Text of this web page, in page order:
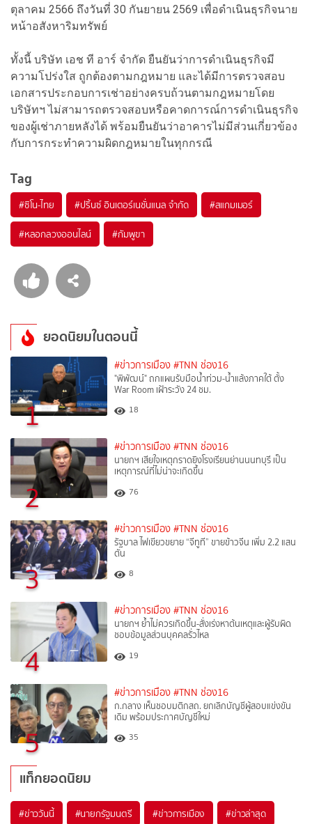
ตุลาคม 2566 ถึงวันที่ 30 กันยายน 2569 เพื่อดำเนินธุรกิจนาย
หน้าอสังหาริมทรัพย์
ทั้งนี้ บริษัท เอช ที อาร์ จำกัด ยืนยันว่าการดำเนินธุรกิจมี
ความโปร่งใส ถูกต้องตามกฎหมาย และได้มีการตรวจสอบ
เอกสารประกอบการเช่าอย่างครบถ้วนตามกฎหมายโดย
บริษัทฯ ไม่สามารถตรวจสอบหรือคาดการณ์การดำเนินธุรกิจ
ของผู้เช่าภายหลังได้ พร้อมยืนยันว่าอาคารไม่มีส่วนเกี่ยวข้อง
กับการกระทำความผิดกฎหมายในทุกกรณี
Tag
#ซิโน-ไทย #ปริ้นซ์ อินเตอร์เนชั่นแนล จำกัด #สแกมเมอร์
#หลอกลวงออนไลน์ #กัมพูขา
ยอดนิยมในตอนนี้
1
#ข่าวการเมือง #TNN ช่อง16
"พิพัฒน์" ถกแผนรับมือน้ำท่วม-น้ำแล้งภาคใต้ ตั้ง
War Room เฝ้าระวัง 24 ชม.
18
2
#ข่าวการเมือง #TNN ช่อง16
นายกฯ เสียใจเหตุกราดยิงโรงเรียนย่านนนทบุรี เป็น
เหตุการณ์ที่ไม่น่าจะเกิดขึ้น
76
3
#ข่าวการเมือง #TNN ช่อง16
รัฐบาล ไฟเขียวขยาย “จีทูที” ขายข้าวจีน เพิ่ม 2.2 แสน
ตัน
8
4
#ข่าวการเมือง #TNN ช่อง16
นายกฯ ย้ำไม่ควรเกิดขึ้น-สั่งเร่งหาต้นเหตุและผู้รับผิด
ชอบข้อมูลส่วนบุคคลรั่วไหล
19
5
#ข่าวการเมือง #TNN ช่อง16
ก.กลาง เห็นชอบมติกสถ. ยกเลิกบัญชีผู้สอบแข่งขัน
เดิม พร้อมประกาศบัญชีใหม่
35
แท็กยอดนิยม
#ข่าววันนี้ #นายกรัฐมนตรี #ข่าวการเมือง #ข่าวล่าสุด